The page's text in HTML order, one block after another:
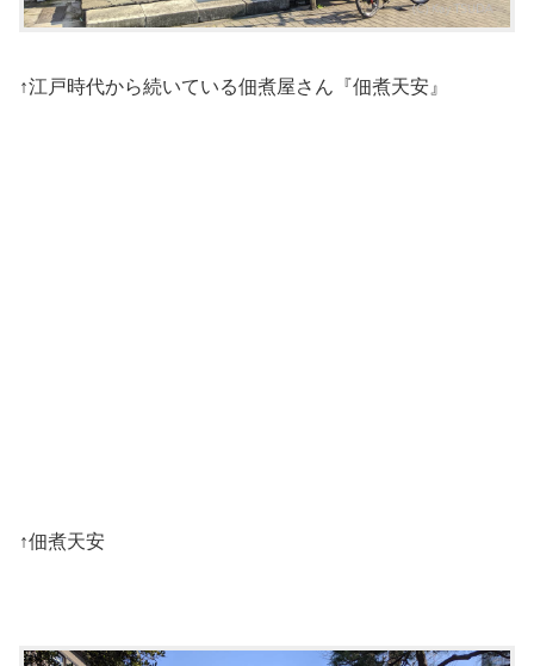
↑江戸時代から続いている佃煮屋さん『佃煮天安』
↑佃煮天安